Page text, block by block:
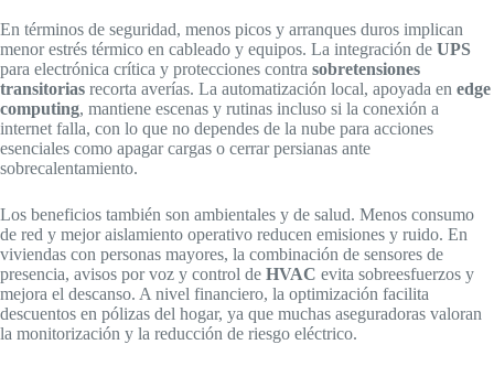
En términos de seguridad, menos picos y arranques duros implican
menor estrés térmico en cableado y equipos. La integración de UPS
para electrónica crítica y protecciones contra sobretensiones
transitorias recorta averías. La automatización local, apoyada en edge
computing, mantiene escenas y rutinas incluso si la conexión a
internet falla, con lo que no dependes de la nube para acciones
esenciales como apagar cargas o cerrar persianas ante
sobrecalentamiento.
Los beneficios también son ambientales y de salud. Menos consumo
de red y mejor aislamiento operativo reducen emisiones y ruido. En
viviendas con personas mayores, la combinación de sensores de
presencia, avisos por voz y control de HVAC evita sobreesfuerzos y
mejora el descanso. A nivel financiero, la optimización facilita
descuentos en pólizas del hogar, ya que muchas aseguradoras valoran
la monitorización y la reducción de riesgo eléctrico.